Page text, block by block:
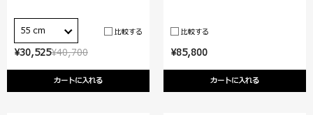
¥40,700
¥30,525
カートに入れる
55 cm 比較する
¥85,800
カートに入れる
比較する